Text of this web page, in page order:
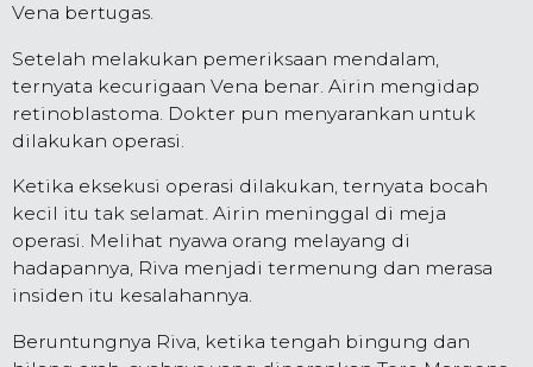
Vena bertugas.
Setelah melakukan pemeriksaan mendalam,
ternyata kecurigaan Vena benar. Airin mengidap
retinoblastoma. Dokter pun menyarankan untuk
dilakukan operasi.
Ketika eksekusi operasi dilakukan, ternyata bocah
kecil itu tak selamat. Airin meninggal di meja
operasi. Melihat nyawa orang melayang di
hadapannya, Riva menjadi termenung dan merasa
insiden itu kesalahannya.
Beruntungnya Riva, ketika tengah bingung dan